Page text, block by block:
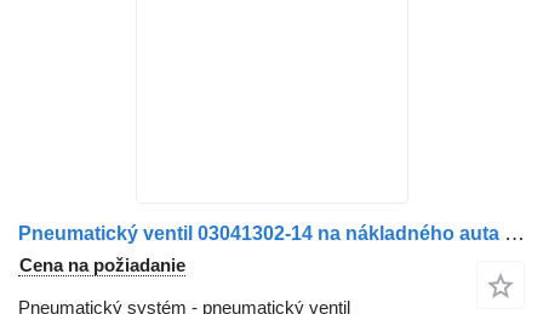
Pneumatický ventil 03041302-14 na nákladného auta Scania
Cena na požiadanie
Pneumatický systém - pneumatický ventil